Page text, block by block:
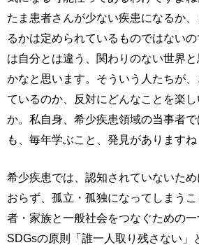
たま患者さんが少ない疾患になるか
るかは定められているものではない
は自分とは違う、関わりのない世界
かなと思います。そういう人たちが
ているのか、反対にどんなことを楽
か。私自身、希少疾患領域の当事者
も、毎年学ぶこと、発見がありますね
希少疾患では、認知されていないた
おらず、孤立・孤独になってしまう
者・家族と一般社会をつなぐための
SDGsの原則「誰一人取り残さない」